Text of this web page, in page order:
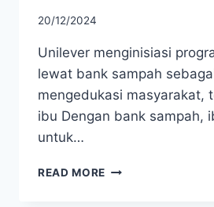
20/12/2024
Unilever menginisiasi
lewat bank sampah
mengedukasi masyarakat,
ibu Dengan bank sampah,
untuk…
READ MORE UNILEVER